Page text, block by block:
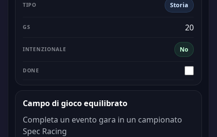
Storia
No
20
Campo di gioco equilibrato
Completa un evento gara in un campionato
Spec Racing